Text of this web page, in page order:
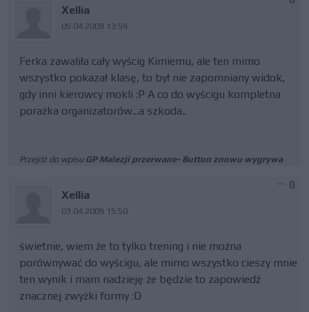
Xellia
05.04.2009 13:59
Ferka zawaliła cały wyścig Kimiemu, ale ten mimo
wszystko pokazał klasę, to był nie zapomniany widok,
gdy inni kierowcy mokli :P A co do wyścigu kompletna
porażka organizatorów...a szkoda..
Przejdź do wpisu GP Malezji przerwane- Button znowu wygrywa
Xellia
03.04.2009 15:50
0
świetnie, wiem że to tylko trening i nie można
porównywać do wyścigu, ale mimo wszystko cieszy mnie
ten wynik i mam nadzieję że będzie to zapowiedź
znacznej zwyżki formy :D